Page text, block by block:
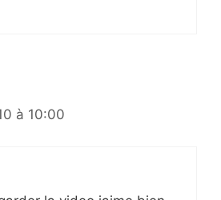
à 10:00